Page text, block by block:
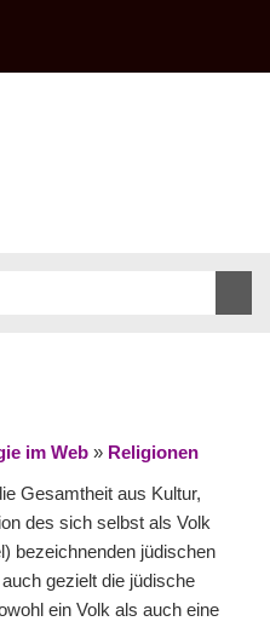
im Web » Religionen
Gesamtheit aus Kultur,
des sich selbst als Volk
bezeichnenden jüdischen
gezielt die jüdische
ein Volk als auch eine